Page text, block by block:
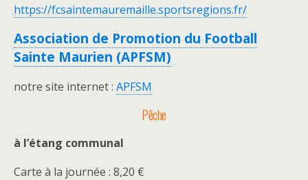
https://fcsaintemauremaille.sportsregions.fr/
Association de Promotion du Football
Sainte Maurien (APFSM)
notre site internet : APFSM
Pêche
à l’étang communal
Carte à la journée : 8,20 €